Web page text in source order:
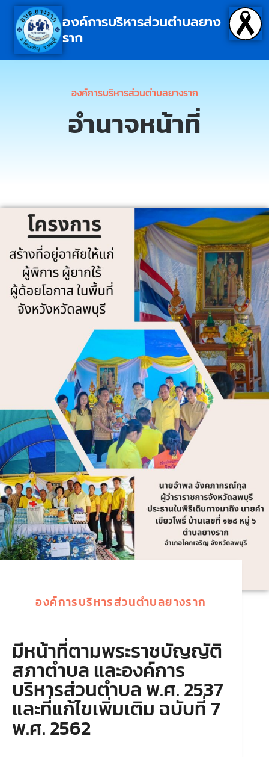
องค์การบริหารส่วนตำบลยาง
ราก
องค์การบริหารส่วนตำบลยางราก
อำนาจหน้าที่
องค์การบริหารส่วนตำบลยางราก
มีหน้าที่ตามพระราชบัญญัติ
สภาตำบล และองค์การ
บริหารส่วนตำบล พ.ศ. 2537
และที่แก้ไขเพิ่มเติม ฉบับที่ 7
พ.ศ. 2562